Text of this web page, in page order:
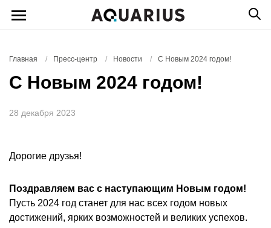
Главная / Пресс-центр / Новости / С Новым 2024 годом!
С Новым 2024 годом!
28 декабря 2023
Дорогие друзья!
Поздравляем вас с наступающим Новым годом!
Пусть 2024 год станет для нас всех годом новых
достижений, ярких возможностей и великих успехов.